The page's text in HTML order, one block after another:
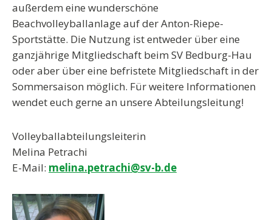
außerdem eine wunderschöne
Beachvolleyballanlage auf der Anton-Riepe-
Sportstätte. Die Nutzung ist entweder über eine
ganzjährige Mitgliedschaft beim SV Bedburg-Hau
oder aber über eine befristete Mitgliedschaft in der
Sommersaison möglich. Für weitere Informationen
wendet euch gerne an unsere Abteilungsleitung!
Volleyballabteilungsleiterin
Melina Petrachi
E-Mail: melina.petrachi@sv-b.de